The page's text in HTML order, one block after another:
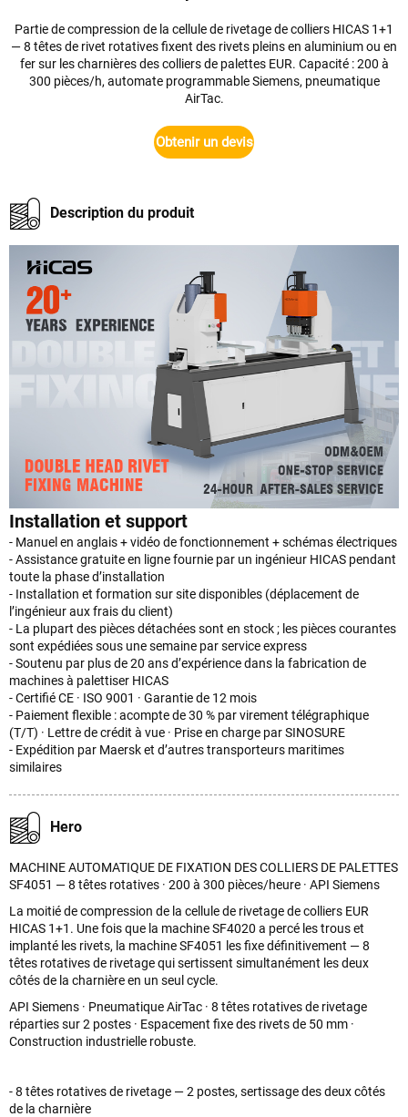
Partie de compression de la cellule de rivetage de colliers HICAS 1+1
— 8 têtes de rivet rotatives fixent des rivets pleins en aluminium ou en
fer sur les charnières des colliers de palettes EUR. Capacité : 200 à
300 pièces/h, automate programmable Siemens, pneumatique
AirTac.
Obtenir un devis
Description du produit
Installation et support
- Manuel en anglais + vidéo de fonctionnement + schémas électriques
- Assistance gratuite en ligne fournie par un ingénieur HICAS pendant
toute la phase d’installation
- Installation et formation sur site disponibles (déplacement de
l’ingénieur aux frais du client)
- La plupart des pièces détachées sont en stock ; les pièces courantes
sont expédiées sous une semaine par service express
- Soutenu par plus de 20 ans d’expérience dans la fabrication de
machines à palettiser HICAS
- Certifié CE · ISO 9001 · Garantie de 12 mois
- Paiement flexible : acompte de 30 % par virement télégraphique
(T/T) · Lettre de crédit à vue · Prise en charge par SINOSURE
- Expédition par Maersk et d’autres transporteurs maritimes
similaires
Hero
MACHINE AUTOMATIQUE DE FIXATION DES COLLIERS DE PALETTES
SF4051 — 8 têtes rotatives · 200 à 300 pièces/heure · API Siemens
La moitié de compression de la cellule de rivetage de colliers EUR
HICAS 1+1. Une fois que la machine SF4020 a percé les trous et
implanté les rivets, la machine SF4051 les fixe définitivement — 8
têtes rotatives de rivetage qui sertissent simultanément les deux
côtés de la charnière en un seul cycle.
API Siemens · Pneumatique AirTac · 8 têtes rotatives de rivetage
réparties sur 2 postes · Espacement fixe des rivets de 50 mm ·
Construction industrielle robuste.
- 8 têtes rotatives de rivetage — 2 postes, sertissage des deux côtés
de la charnière